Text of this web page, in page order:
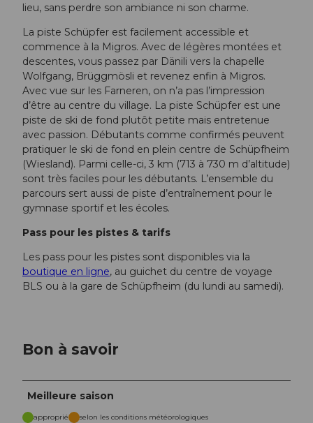
lieu, sans perdre son ambiance ni son charme.
La piste Schüpfer est facilement accessible et
commence à la Migros. Avec de légères montées et
descentes, vous passez par Dänili vers la chapelle
Wolfgang, Brüggmösli et revenez enfin à Migros.
Avec vue sur les Farneren, on n’a pas l’impression
d’être au centre du village. La piste Schüpfer est une
piste de ski de fond plutôt petite mais entretenue
avec passion. Débutants comme confirmés peuvent
pratiquer le ski de fond en plein centre de Schüpfheim
(Wiesland). Parmi celle-ci, 3 km (713 à 730 m d’altitude)
sont très faciles pour les débutants. L’ensemble du
parcours sert aussi de piste d’entraînement pour le
gymnase sportif et les écoles.
Pass pour les pistes & tarifs
Les pass pour les pistes sont disponibles via la
boutique en ligne, au guichet du centre de voyage
BLS ou à la gare de Schüpfheim (du lundi au samedi).
Bon à savoir
Meilleure saison
approprié selon les conditions météorologiques